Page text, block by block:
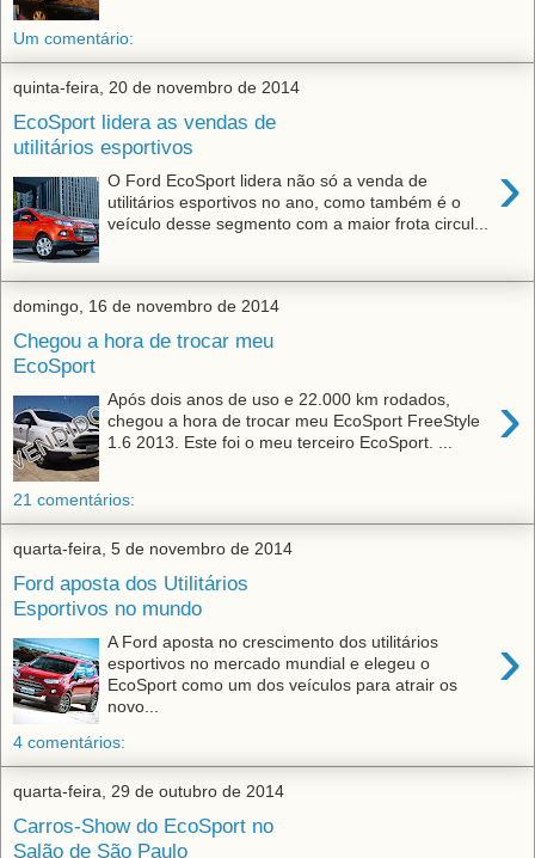
Um comentário:
quinta-feira, 20 de novembro de 2014
EcoSport lidera as vendas de
utilitários esportivos
›
O Ford EcoSport lidera não só a venda de
utilitários esportivos no ano, como também é o
veículo desse segmento com a maior frota circul...
domingo, 16 de novembro de 2014
Chegou a hora de trocar meu
EcoSport
›
Após dois anos de uso e 22.000 km rodados,
chegou a hora de trocar meu EcoSport FreeStyle
1.6 2013. Este foi o meu terceiro EcoSport. ...
21 comentários:
quarta-feira, 5 de novembro de 2014
Ford aposta dos Utilitários
Esportivos no mundo
›
A Ford aposta no crescimento dos utilitários
esportivos no mercado mundial e elegeu o
EcoSport como um dos veículos para atrair os
novo...
4 comentários:
quarta-feira, 29 de outubro de 2014
Carros-Show do EcoSport no
Salão de São Paulo